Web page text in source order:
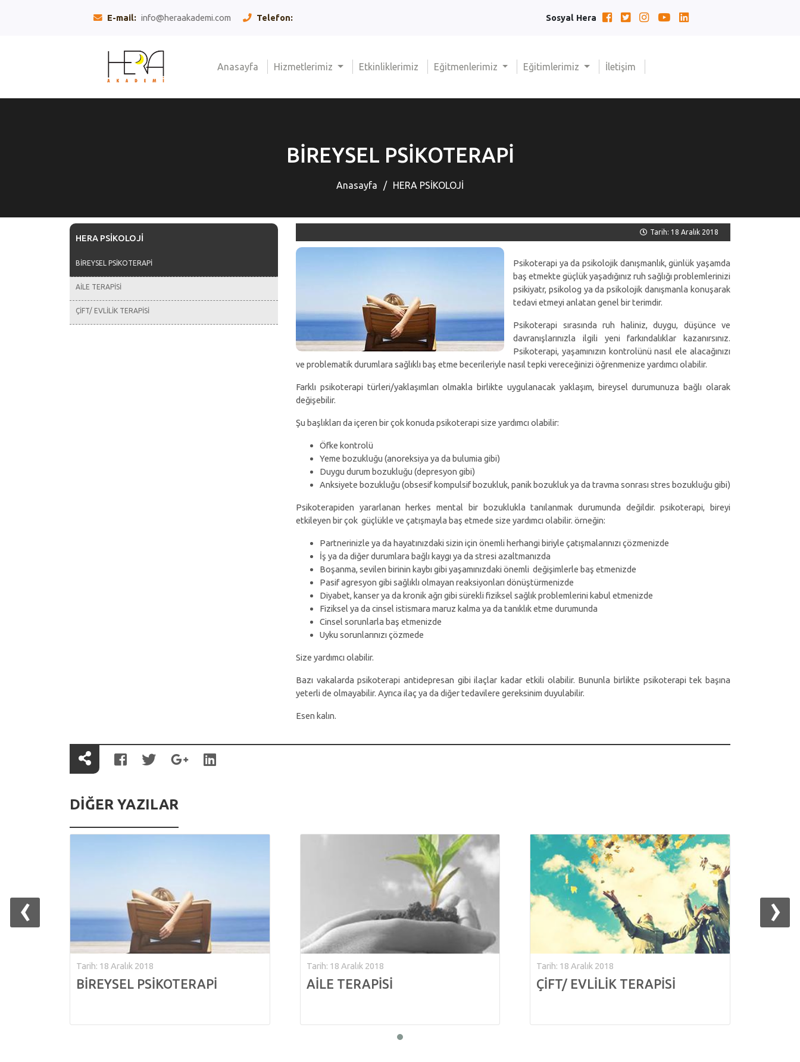
E-mail: info@heraakademi.com Telefon: Sosyal Hera
Anasayfa (current)
Hizmetlerimiz Etkinliklerimiz(current)
Eğitmenlerimiz Eğitimlerimiz İletişim
BİREYSEL PSİKOTERAPİ
Anasayfa / HERA PSİKOLOJİ
HERA PSİKOLOJİ
BİREYSEL PSİKOTERAPİ
AİLE TERAPİSİ
ÇİFT/ EVLİLİK TERAPİSİ
Tarih: 18 Aralık 2018
Psikoterapi ya da psikolojik danışmanlık, günlük yaşamda
baş etmekte güçlük yaşadığınız ruh sağlığı problemlerinizi
psikiyatr, psikolog ya da psikolojik danışmanla konuşarak
tedavi etmeyi anlatan genel bir terimdir.
Psikoterapi sırasında ruh haliniz, duygu, düşünce ve
davranışlarınızla ilgili yeni farkındalıklar kazanırsınız.
Psikoterapi, yaşamınızın kontrolünü nasıl ele alacağınızı
ve problematik durumlara sağlıklı baş etme becerileriyle nasıl tepki vereceğinizi öğrenmenize yardımcı olabilir.
Farklı psikoterapi türleri/yaklaşımları olmakla birlikte uygulanacak yaklaşım, bireysel durumunuza bağlı olarak
değişebilir.
Şu başlıkları da içeren bir çok konuda psikoterapi size yardımcı olabilir:
Öfke kontrolü
Yeme bozukluğu (anoreksiya ya da bulumia gibi)
Duygu durum bozukluğu (depresyon gibi)
Anksiyete bozukluğu (obsesif kompulsif bozukluk, panik bozukluk ya da travma sonrası stres bozukluğu gibi)
Psikoterapiden yararlanan herkes mental bir bozuklukla tanılanmak durumunda değildir. psikoterapi, bireyi
etkileyen bir çok güçlükle ve çatışmayla baş etmede size yardımcı olabilir. örneğin:
Partnerinizle ya da hayatınızdaki sizin için önemli herhangi biriyle çatışmalarınızı çözmenizde
İş ya da diğer durumlara bağlı kaygı ya da stresi azaltmanızda
Boşanma, sevilen birinin kaybı gibi yaşamınızdaki önemli değişimlerle baş etmenizde
Pasif agresyon gibi sağlıklı olmayan reaksiyonları dönüştürmenizde
Diyabet, kanser ya da kronik ağrı gibi sürekli fiziksel sağlık problemlerini kabul etmenizde
Fiziksel ya da cinsel istismara maruz kalma ya da tanıklık etme durumunda
Cinsel sorunlarla baş etmenizde
Uyku sorunlarınızı çözmede
Size yardımcı olabilir.
Bazı vakalarda psikoterapi antidepresan gibi ilaçlar kadar etkili olabilir. Bununla birlikte psikoterapi tek başına
yeterli de olmayabilir. Ayrıca ilaç ya da diğer tedavilere gereksinim duyulabilir.
Esen kalın.
DIĞER YAZILAR
Tarih: 18 Aralık 2018
BİREYSEL PSİKOTERAPİ
Tarih: 18 Aralık 2018
AİLE TERAPİSİ
Tarih: 18 Aralık 2018
ÇİFT/ EVLİLİK TERAPİSİ
‹ ›